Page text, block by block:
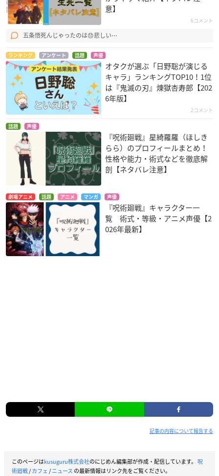
意】
6コメント
五条悟死んじゃったのは😞悲しい⋯
ランキング アンケート 話題 声優
オタクが選ぶ「日野聡が演じる
キャラ」ランキングTOP10！1位
は『鬼滅の刃』煉󠄁獄杏寿郎【202
6年版】
2コメント
話題 声優
『呪術廻戦』星綺羅羅（ほしき
らら）のプロフィールまとめ！
性格や能力・術式などを徹底解
剖【ネタバレ注意】
劇場アニメ 話題 アニメ マンガ 声優
『呪術廻戦』キャラクター一
覧 術式・等級・アニメ声優【2
026年最新】
記事の内容について報告する
このページはkusuguru株式会社のにじめん編集部が作成・配信しています。 呪
術廻戦/カフェ/ニュース の最新情報はリンク先をご覧ください。